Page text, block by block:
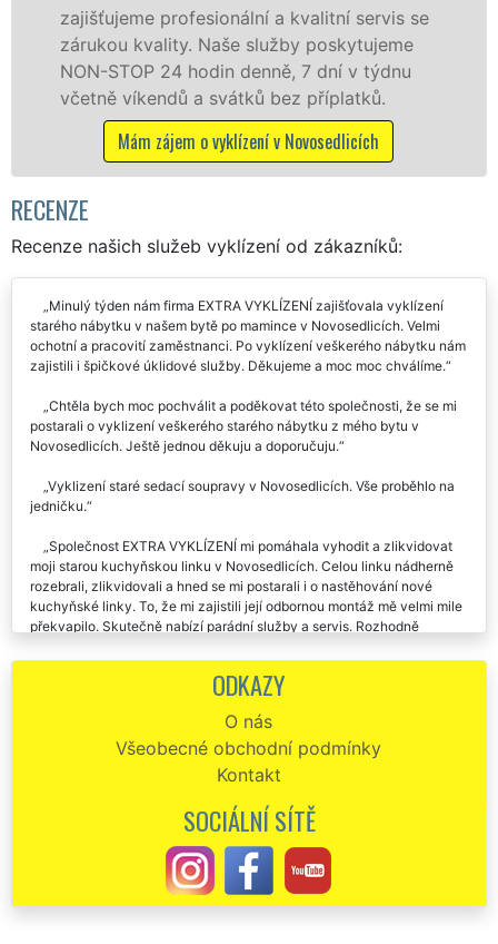
profesionální a kvalitní servis se
kvality. Naše služby poskytujeme
24 hodin denně, 7 dní v týdnu
víkendů a svátků bez příplatků.
Mám zájem o vyklízení v Novosedlicích
službu
RECENZE
Recenze našich služeb vyklízení od zákazníků:
Minulý týden nám firma EXTRA VYKLÍZENÍ zajišťovala vyklízení
starého nábytku v našem bytě po mamince v Novosedlicích. Velmi
ochotní a pracovití zaměstnanci. Po vyklízení veškerého nábytku nám
zajistili i špičkové úklidové služby. Děkujeme a moc moc chválíme.
Chtěla bych moc pochválit a poděkovat této společnosti, že se mi
postarali o vyklizení veškerého starého nábytku z mého bytu v
Novosedlicích. Ještě jednou děkuju a doporučuju.
Vyklizení staré sedací soupravy v Novosedlicích. Vše proběhlo na
jedničku.
Společnost EXTRA VYKLÍZENÍ mi pomáhala vyhodit a zlikvidovat
moji starou kuchyňskou linku v Novosedlicích. Celou linku nádherně
rozebrali, zlikvidovali a hned se mi postarali i o nastěhování nové
kuchyňské linky. To, že mi zajistili její odbornou montáž mě velmi mile
překvapilo. Skutečně nabízí parádní služby a servis. Rozhodně
Perfektní spolupráce, naprosto seriózní cena. Vyklízení a likvidace
Vyklizení našeho starého nábytku v Novosedlicích bylo zajištěno
naprosto perfektně. Moc chválíme všechny pracovníky této firmy.
Ve středu jsme si objednali vyklízení nábytku v Novosedlicích, a
tentýž den nám byly tyto služby zajištěný. Musím uznat, že jsem byl
velmi mile překvapen přístupem a rychlostí této společnosti.
ODKAZY
O nás
Všeobecné obchodní podmínky
Kontakt
SOCIÁLNÍ SÍTĚ